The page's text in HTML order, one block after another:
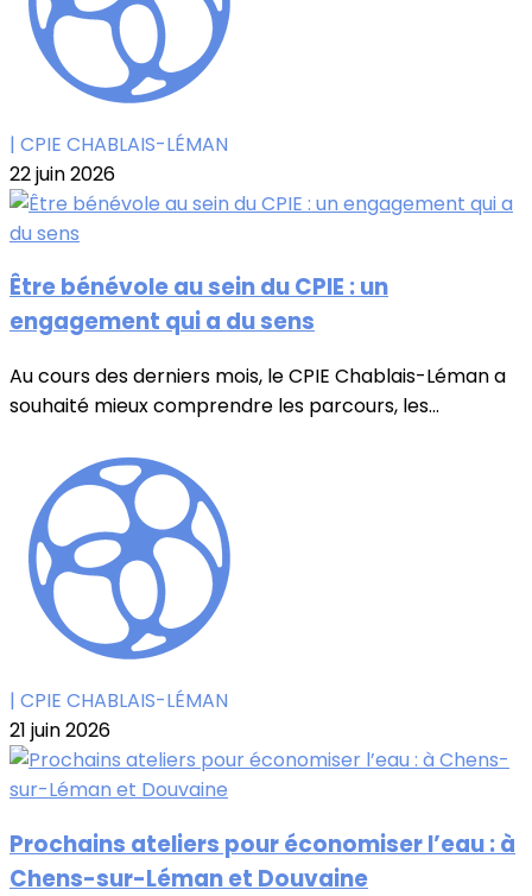
| CPIE CHABLAIS-LÉMAN
22 juin 2026
Être bénévole au sein du CPIE : un
engagement qui a du sens
Au cours des derniers mois, le CPIE Chablais-Léman a
souhaité mieux comprendre les parcours, les...
| CPIE CHABLAIS-LÉMAN
21 juin 2026
Prochains ateliers pour économiser l’eau : à
Chens-sur-Léman et Douvaine